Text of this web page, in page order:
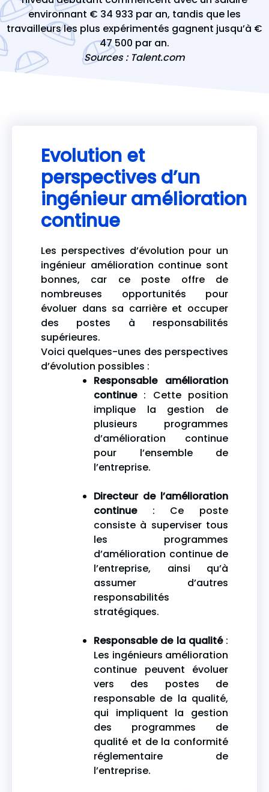
environnant € 34 933 par an, tandis que les
travailleurs les plus expérimentés gagnent jusqu’à €
47 500 par an.
Sources : Talent.com
Evolution et
perspectives d’un
ingénieur amélioration
continue
Les perspectives d’évolution pour un
ingénieur amélioration continue sont
bonnes, car ce poste offre de
nombreuses opportunités pour
évoluer dans sa carrière et occuper
des postes à responsabilités
supérieures.
Voici quelques-unes des perspectives
d’évolution possibles :
Responsable amélioration
continue: Cette position
implique la gestion de
plusieurs programmes
d’amélioration continue
pour l’ensemble de
l’entreprise.
Directeur de l’amélioration
continue: Ce poste
consiste à superviser tous
les programmes
d’amélioration continue de
l’entreprise, ainsi qu’à
assumer d’autres
responsabilités
stratégiques.
Responsable de la qualité:
Les ingénieurs amélioration
continue peuvent évoluer
vers des postes de
responsable de la qualité,
qui impliquent la gestion
des programmes de
qualité et de la conformité
réglementaire de
l’entreprise.